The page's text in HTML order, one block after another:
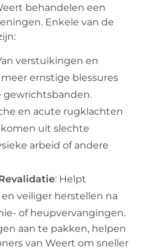
behandelen een
Enkele van de
verstuikingen en
ernstige blessures
gewrichtsbanden.
en acute rugklachten
uit slechte
arbeid of andere
: Helpt
veiliger herstellen na
of heupvervangingen.
aan te pakken, helpen
van Weert om sneller